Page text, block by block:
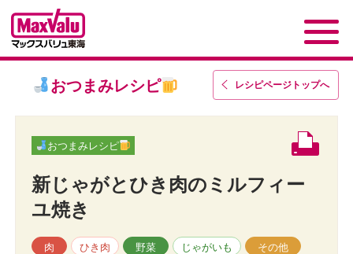
レシピページトップへ
おつまみレシピ
おつまみレシピ
新じゃがとひき肉のミルフィー
ユ焼き
肉 ひき肉 野菜 じゃがいも その他